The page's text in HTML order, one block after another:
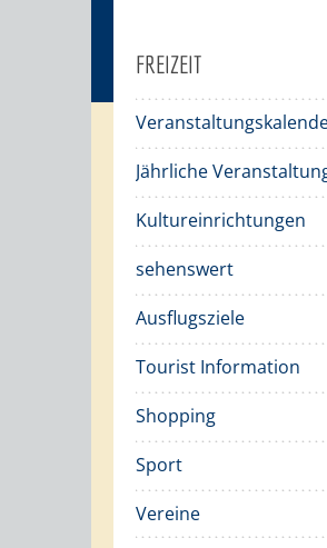
FREIZEIT
Jährliche
Kultureinrichtungen
sehenswert
Ausflugsziele
Tourist Information
Shopping
Sport
Vereine